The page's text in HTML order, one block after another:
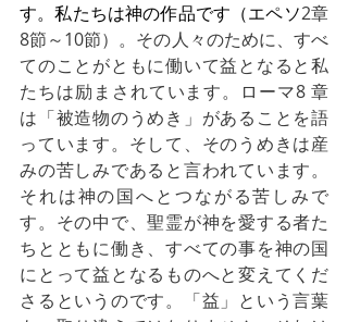
す。私たちは神の作品です（エペソ2章
8節～10節）。その人々のために、すべ
てのことがともに働いて益となると私
たちは励まされています。ローマ8 章
は「被造物のうめき」があることを語
っています。そして、そのうめきは産
みの苦しみであると言われています。
それは神の国へとつながる苦しみで
す。その中で、聖霊が神を愛する者た
ちとともに働き、すべての事を神の国
にとって益となるものへと変えてくだ
さるというのです。「益」という言葉